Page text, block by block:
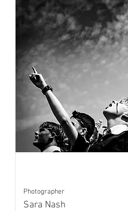
Photographer
Sara Nash